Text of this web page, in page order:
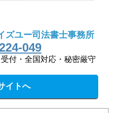
ズユー司法書士事務所
049
付・全国対応・秘密厳守
イトへ